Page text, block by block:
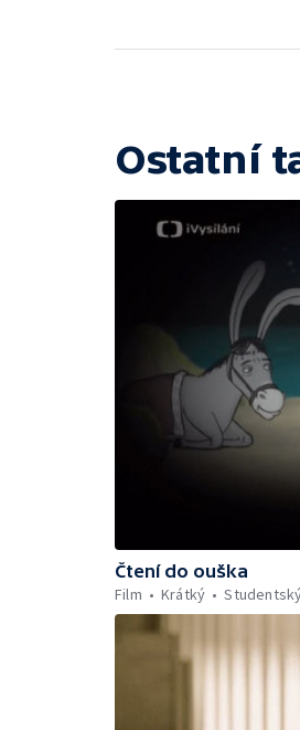
Ostatní
Čtení do ouška
Film
Krátký